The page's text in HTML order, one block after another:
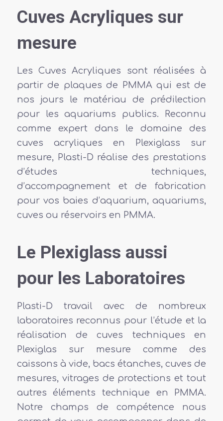
Cuves Acryliques sur
mesure
Les Cuves Acryliques sont réalisées à
partir de plaques de PMMA qui est de
nos jours le matériau de prédilection
pour les aquariums publics. Reconnu
comme expert dans le domaine des
cuves acryliques en Plexiglass sur
mesure, Plasti-D réalise des prestations
d’études techniques,
d’accompagnement et de fabrication
pour vos baies d’aquarium, aquariums,
cuves ou réservoirs en PMMA.
Le Plexiglass aussi
pour les Laboratoires
Plasti-D travail avec de nombreux
laboratoires reconnus pour l’étude et la
réalisation de cuves techniques en
Plexiglas sur mesure comme des
caissons à vide, bacs étanches, cuves de
mesures, vitrages de protections et tout
autres éléments technique en PMMA.
Notre champs de compétence nous